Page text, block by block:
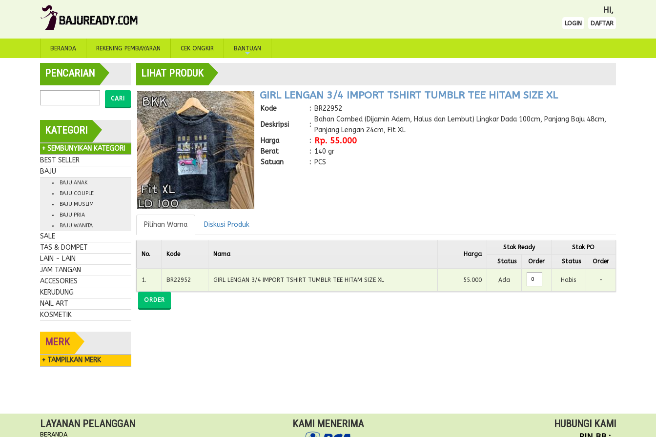
Hi,
LOGIN DAFTAR
BERANDA REKENING PEMBAYARAN
CEK ONGKIR
+
BANTUAN
PENCARIAN
CARI
KATEGORI
+ SEMBUNYIKAN KATEGORI
BEST SELLER
BAJU
BAJU ANAK
BAJU COUPLE
BAJU MUSLIM
BAJU PRIA
BAJU WANITA
SALE
TAS & DOMPET
LAIN - LAIN
JAM TANGAN
ACCESORIES
KERUDUNG
NAIL ART
KOSMETIK
MERK
+ TAMPILKAN MERK
LIHAT PRODUK
GIRL LENGAN 3/4 IMPORT TSHIRT TUMBLR TEE HITAM SIZE XL
Kode : BR22952
Deskripsi
:
Bahan Combed (Dijamin Adem, Halus dan Lembut) Lingkar Dada 100cm, Panjang Baju 48cm,
Panjang Lengan 24cm, Fit XL
Harga
: Rp. 55.000
Berat : 140 gr
Satuan
: PCS
Pilihan Warna Diskusi Produk
No. Kode Nama Harga
Stok Ready Stok PO
Status Order Status Order
1. BR22952 GIRL LENGAN 3/4 IMPORT TSHIRT TUMBLR TEE HITAM SIZE XL 55.000 Ada Habis -
ORDER
LAYANAN PELANGGAN
BERANDA
KAMI MENERIMA HUBUNGI KAMI